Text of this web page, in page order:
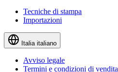
Tecniche di stampa
Importazioni
Italia italiano
Avviso legale
Termini e condizioni di vendita